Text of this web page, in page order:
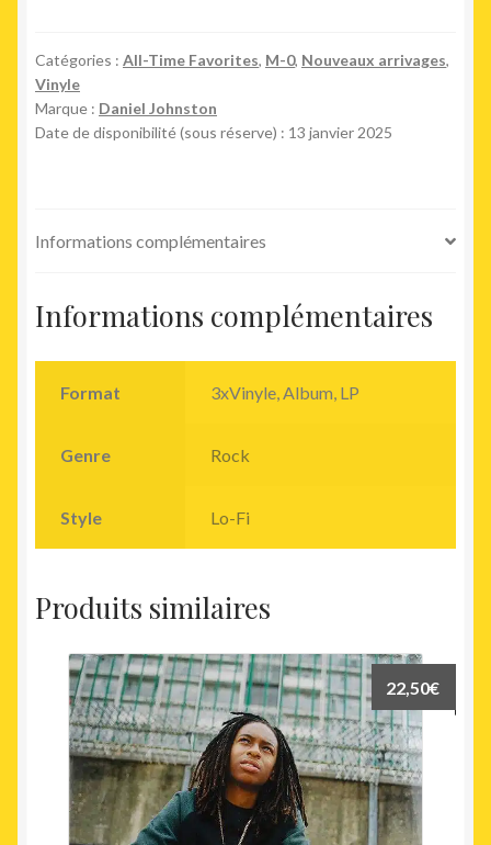
Catégories : All-Time Favorites, M-0, Nouveaux arrivages,
Vinyle
Marque : Daniel Johnston
Date de disponibilité (sous réserve) : 13 janvier 2025
Informations complémentaires
Informations complémentaires
Format 3xVinyle, Album, LP
Genre Rock
Style Lo-Fi
Produits similaires
22,50€